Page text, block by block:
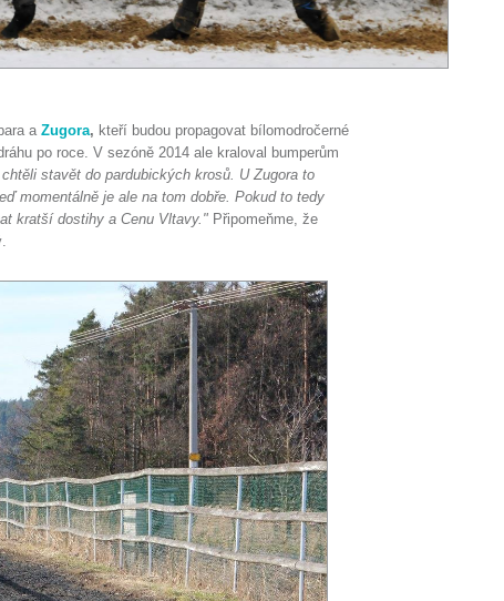
aZugora, kteří budou propagovat bílomodročerné
po roce. V sezóně 2014 ale kraloval bumperům
chtěli stavět do pardubických krosů. U Zugora to
momentálně je ale na tom dobře. Pokud to tedy
kratší dostihy a Cenu Vltavy." Připomeňme, že